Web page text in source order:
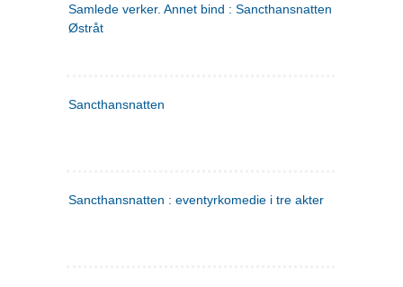
Samlede verker. Annet bind : Sancthansnatten ; Fru Inger
Østråt
Sancthansnatten
Sancthansnatten : eventyrkomedie i tre akter